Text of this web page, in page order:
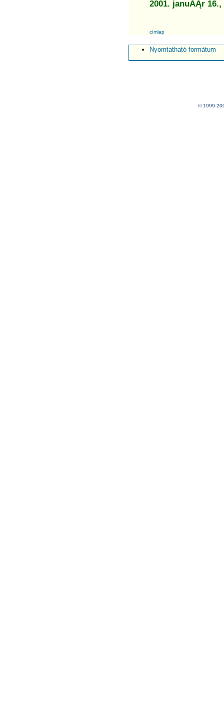
2001. januĂĄr 16.,
címlap
Nyomtatható formátum
© 1999-